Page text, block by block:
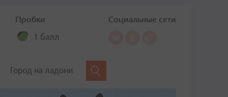
Пробки
1 балл
Социальные сети
Город на ладони